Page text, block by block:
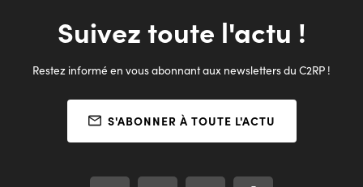
Suivez toute l'actu !
Restez informé en vous abonnant aux newsletters du C2RP !
S'ABONNER À TOUTE L'ACTU